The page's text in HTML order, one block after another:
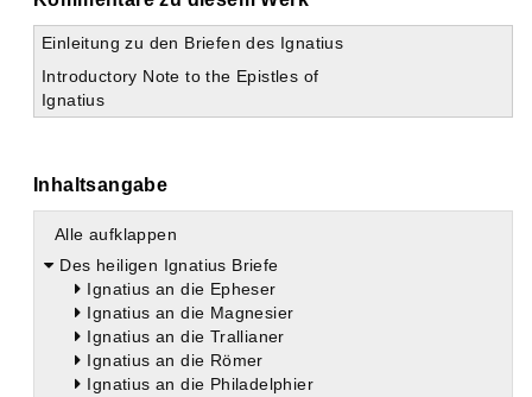
Einleitung zu den Briefen des Ignatius
Introductory Note to the Epistles of
Ignatius
Inhaltsangabe
Alle aufklappen
Des heiligen Ignatius Briefe
Ignatius an die Epheser
Ignatius an die Magnesier
Ignatius an die Trallianer
Ignatius an die Römer
Ignatius an die Philadelphier